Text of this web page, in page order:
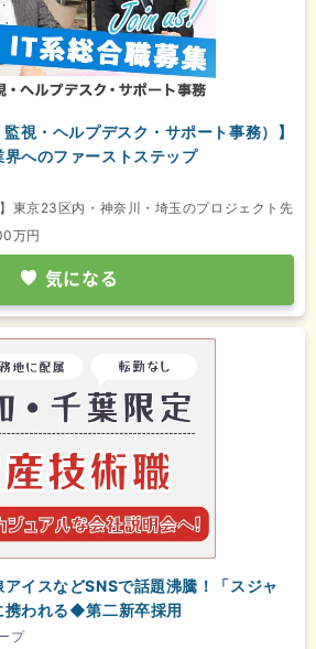
監視・ヘルプデスク・サポート事務）】
へのファーストステップ
東京23区内・神奈川・埼玉のプロジェクト先
万円
気になる
アイスなどSNSで話題沸騰！「スジャ
携われる◆第二新卒採用
プ